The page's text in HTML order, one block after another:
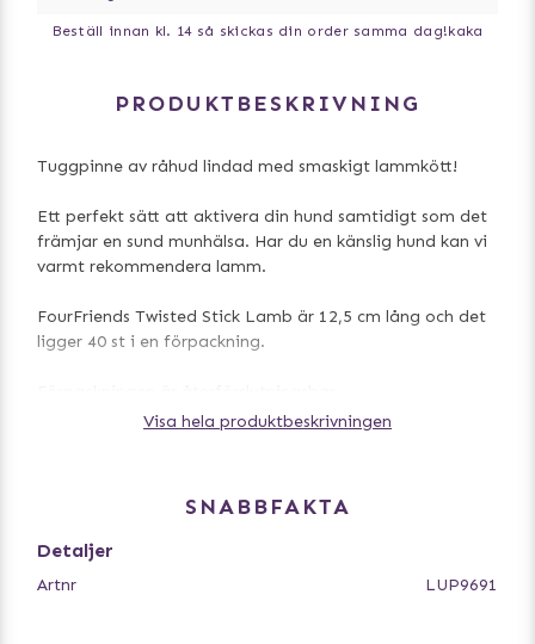
Beställ innan kl. 14 så skickas din order samma dag!kaka
PRODUKTBESKRIVNING
Tuggpinne av råhud lindad med smaskigt lammkött!
Ett perfekt sätt att aktivera din hund samtidigt som det
främjar en sund munhälsa. Har du en känslig hund kan vi
varmt rekommendera lamm.
FourFriends Twisted Stick Lamb är 12,5 cm lång och det
ligger 40 st i en förpackning.
Sammansättning: Lamm 55,1%, råhud (kohud) 35%,
vegetabiliskt protein 5%, trehalos 3%, vetemjöl 1,5%, salt
0,3%, kaliumsorbat 0,1%.
Visa hela produktbeskrivningen
SNABBFAKTA
Detaljer
Artnr LUP9691